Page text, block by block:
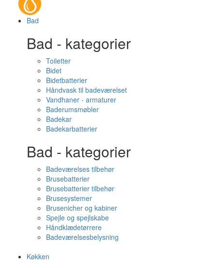
Bad
Bad - kategorier
Toiletter
Bidet
Bidetbatterier
Håndvask til badeværelset
Vandhaner - armaturer
Baderumsmøbler
Badekar
Badekarbatterier
Bad - kategorier
Badeværelses tilbehør
Brusebatterier
Brusebatterier tilbehør
Brusesystemer
Brusenicher og kabiner
Spejle og spejlskabe
Håndklædetørrere
Badeværelsesbelysning
Køkken